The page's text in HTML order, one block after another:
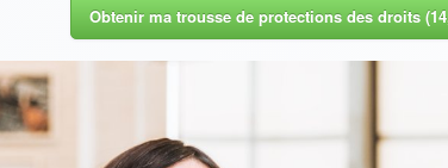
Obtenir ma trousse de protections des droits